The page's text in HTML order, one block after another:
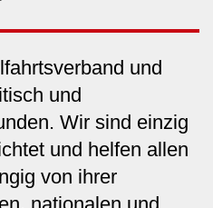
und
und
Wir sind einzig
und helfen allen
von ihrer